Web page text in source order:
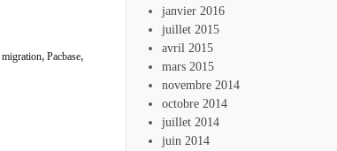
migration, Pacbase,
janvier 2016
juillet 2015
avril 2015
mars 2015
novembre 2014
octobre 2014
juillet 2014
juin 2014